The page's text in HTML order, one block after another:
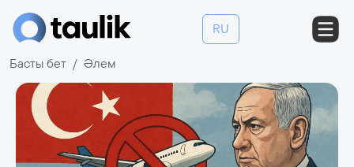
RU
Басты бет Әлем